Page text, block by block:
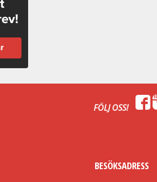
FÖLJ OSS!
BESÖKSADRESS